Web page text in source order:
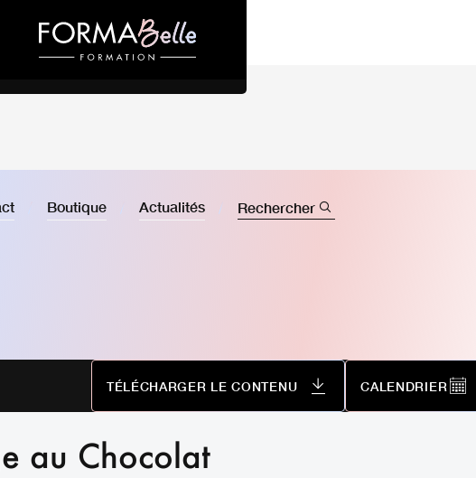
Boutique Actualités Rechercher
TÉLÉCHARGER LE CONTENU CALENDRIER
au Chocolat